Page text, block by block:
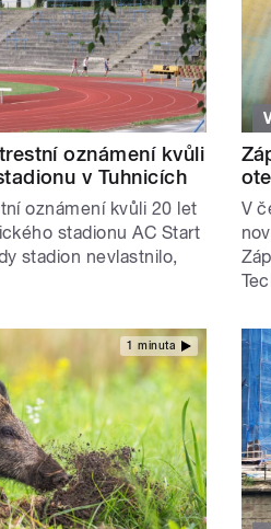
oznámení kvůli
v Tuhnicích
oznámení kvůli 20 let
stadionu AC Start
stadion nevlastnilo,
V
1 minuta